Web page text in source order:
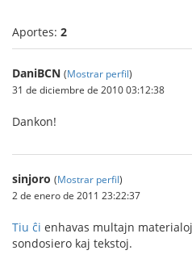
Aportes: 2
DaniBCN (Mostrar perfil)
31 de diciembre de 2010 03:12:38
Dankon!
sinjoro (Mostrar perfil)
2 de enero de 2011 23:22:37
Tiu ĉi enhavas multajn
sondosiero kaj tekstoj.